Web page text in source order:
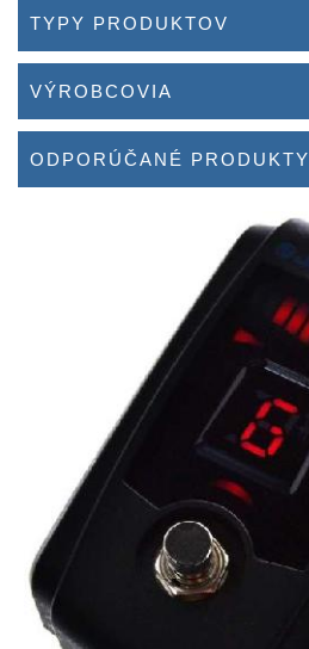
TYPY PRODUKTOV
VÝROBCOVIA
ODPORÚČANÉ PRODUKTY